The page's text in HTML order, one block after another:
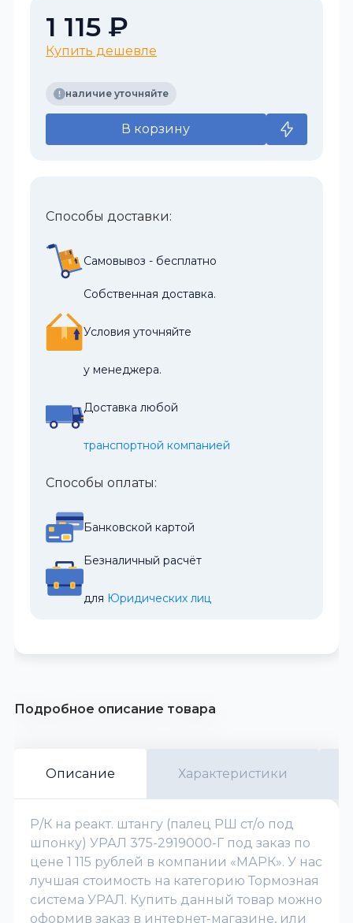
1 115 ₽
Купить дешевле
наличие уточняйте
В корзину
Способы доставки:
Самовывоз - бесплатно
Собственная доставка.
Условия уточняйте
у менеджера.
Доставка любой
транспортной компанией
Способы оплаты:
Банковской картой
Безналичный расчёт
для Юридических лиц
Подробное описание товара
Описание Характеристики
Р/К на реакт. штангу (палец РШ ст/о под
шпонку) УРАЛ 375-2919000-Г под заказ по
цене 1 115 рублей в компании «МАРК». У нас
лучшая стоимость на категорию Тормозная
система УРАЛ. Купить данный товар можно
оформив заказ в интернет-магазине, или